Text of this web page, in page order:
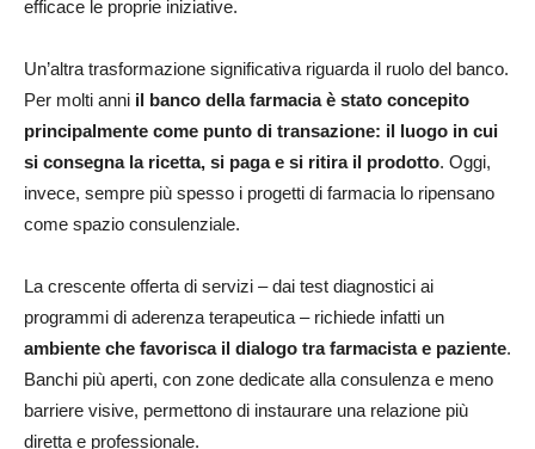
efficace le proprie iniziative.
Un’altra trasformazione significativa riguarda il ruolo del banco.
Per molti anni il banco della farmacia è stato concepito
principalmente come punto di transazione: il luogo in cui
si consegna la ricetta, si paga e si ritira il prodotto. Oggi,
invece, sempre più spesso i progetti di farmacia lo ripensano
come spazio consulenziale.
La crescente offerta di servizi – dai test diagnostici ai
programmi di aderenza terapeutica – richiede infatti un
ambiente che favorisca il dialogo tra farmacista e paziente.
Banchi più aperti, con zone dedicate alla consulenza e meno
barriere visive, permettono di instaurare una relazione più
diretta e professionale.